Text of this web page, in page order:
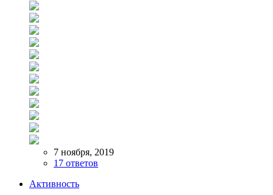
7 ноября, 2019
17 ответов
Активность